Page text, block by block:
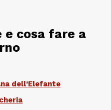
e cosa fare a
dell’Elefante